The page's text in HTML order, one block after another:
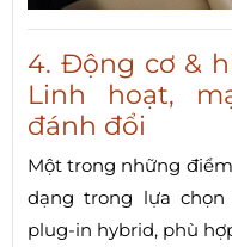
4. Động cơ &
Linh hoạt,
đánh đổi
Một trong những
dạng trong lựa chọn
plug-in hybrid, phù